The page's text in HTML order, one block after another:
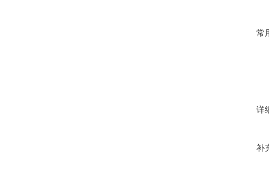
常
详
补